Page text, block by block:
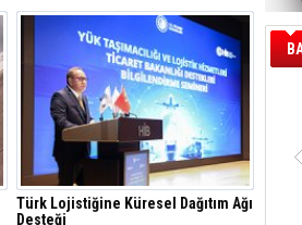
Türk Lojistiğine Küresel Dağıtım Ağı
Desteği